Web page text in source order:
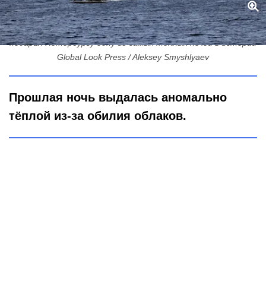
Тропики под облаками: западный ветер прогрел Финский залив и
подарил Петербургу одну из самых теплых ночей в истории
Global Look Press / Aleksey Smyshlyaev
Прошлая ночь выдалась аномально
тёплой из-за обилия облаков.